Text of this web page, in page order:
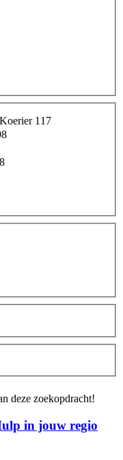
117
deze zoekopdracht!
in jouw regio